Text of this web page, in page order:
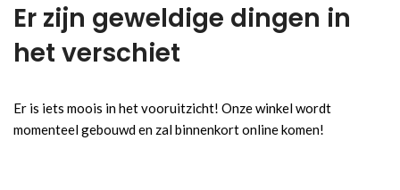
Er zijn geweldige dingen in
het verschiet
Er is iets moois in het vooruitzicht! Onze winkel wordt
momenteel gebouwd en zal binnenkort online komen!